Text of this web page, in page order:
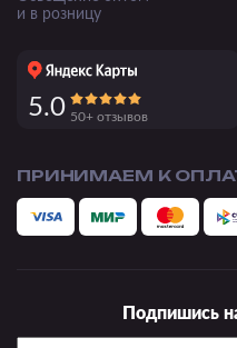
Подпишись
и в розницу
5.0 50+ отзывов
ПРИНИМАЕМ К